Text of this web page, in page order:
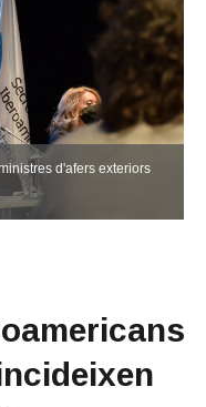
d'afers exteriors